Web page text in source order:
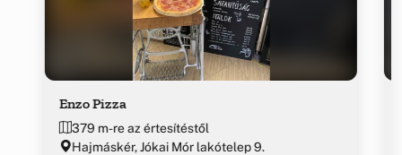
Enzo Pizza
379 m-re az értesítéstől
Hajmáskér, Jókai Mór lakótelep 9.